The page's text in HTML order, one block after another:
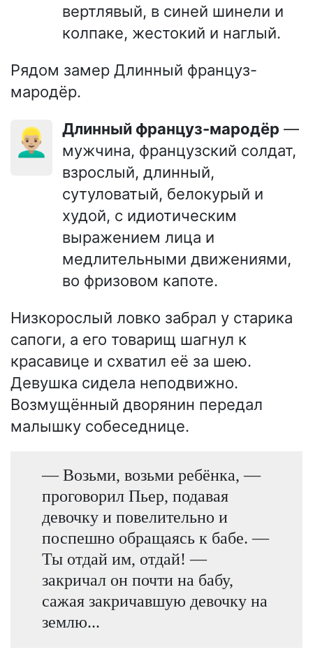
вертлявый, в синей шинели и
колпаке, жестокий и наглый.
Рядом замер Длинный француз-
мародёр.
👱🏼‍♂️ Длинный француз-мародёр —
мужчина, французский солдат,
взрослый, длинный,
сутуловатый, белокурый и
худой, с идиотическим
выражением лица и
медлительными движениями,
во фризовом капоте.
Низкорослый ловко забрал у старика
сапоги, а его товарищ шагнул к
красавице и схватил её за шею.
Девушка сидела неподвижно.
Возмущённый дворянин передал
малышку собеседнице.
— Возьми, возьми ребёнка, —
проговорил Пьер, подавая
девочку и повелительно и
поспешно обращаясь к бабе. —
Ты отдай им, отдай! —
закричал он почти на бабу,
сажая закричавшую девочку на
землю...